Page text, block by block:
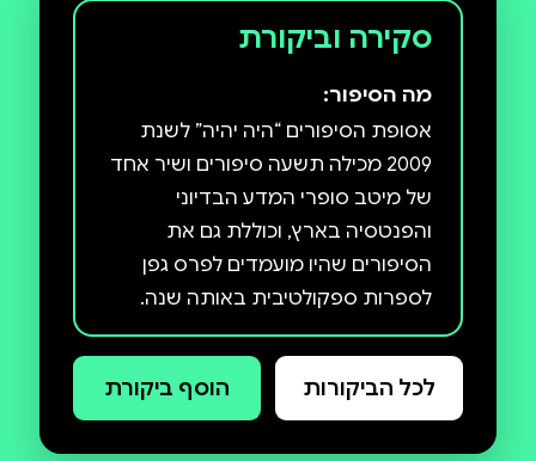
סקירה וביקורת
מה הסיפור:
אסופת הסיפורים “היה יהיה” לשנת
2009 מכילה תשעה סיפורים ושיר אחד
של מיטב סופרי המדע הבדיוני
והפנטסיה בארץ, וכוללת גם את
הסיפורים שהיו מועמדים לפרס גפן
סוכן חשאי בעולם שטוף מלחמות;
שרלוק הולמס שלא הכרתם; המקום
לכל הביקורות הוסף ביקורת